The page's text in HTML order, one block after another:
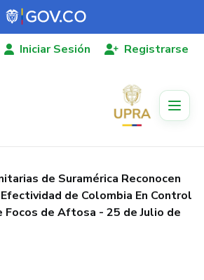
Iniciar Sesión Registrarse
de Suramérica Reconocen
de Colombia En Control
Focos de Aftosa - 25 de Julio de